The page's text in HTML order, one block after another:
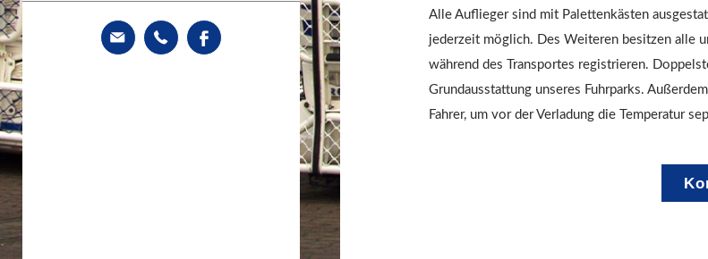
Alle Auflieger sind mit Palettenkästen
jederzeit möglich. Des Weiteren besitzen alle
während des Transportes registrieren.
Grundausstattung unseres Fuhrparks.
Fahrer, um vor der Verladung die Temperatur